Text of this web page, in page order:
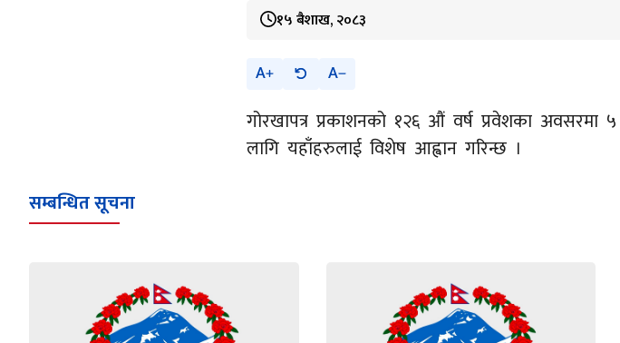
१५ बैशाख, २०८३
A A
गोरखापत्र प्रकाशनको १२६ औं वर्ष प्रवेशका अवसरमा
लागि यहाँहरुलाई विशेष आह्वान गरिन्छ ।
सम्बन्धित सूचना